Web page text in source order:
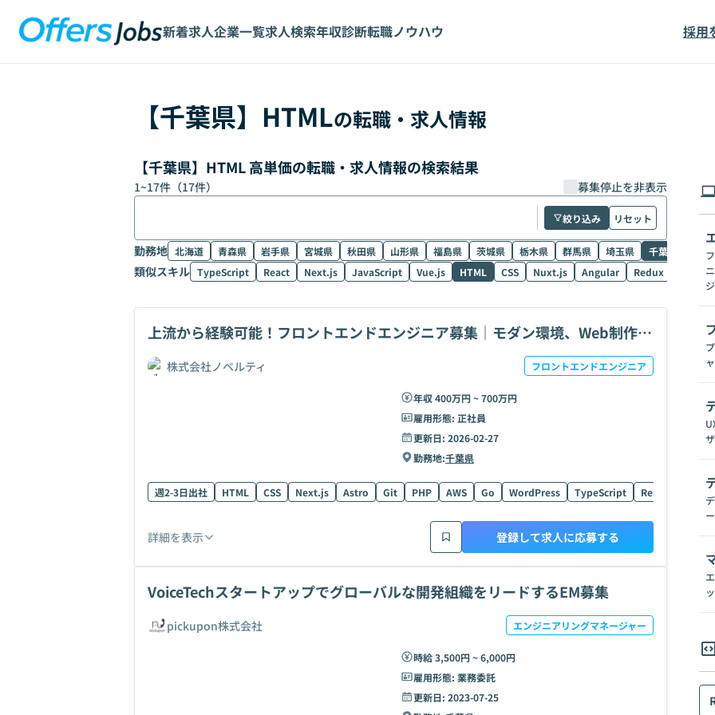
新着求人企業一覧求人検索年収診断転職ノウハウ 採用
【千葉県】 HTMLの転職・求人情報
【千葉県】HTML 高単価の転職・求人情報の検索結果
1~17件（17件） 募集停止を非表示
絞り込み リセット
勤務地 北海道 青森県 岩手県 宮城県 秋田県 山形県 福島県 茨城県 栃木県 群馬県 埼玉県 千葉県 東
類似スキル TypeScript React Next.js JavaScript Vue.js HTML CSS Nuxt.js Angular Redux NestJS
上流から経験可能！フロントエンドエンジニア募集｜モダン環境、Web制作・
開発
株式会社ノベルティ フロントエンドエンジニア
年収 400万円 ~ 700万円
雇用形態: 正社員
更新日: 2026-02-27
勤務地:千葉県
週2-3日出社 HTML CSS Next.js Astro Git PHP AWS Go WordPress TypeScript React Nuxt.js
詳細を表示 登録して求人に応募する
VoiceTechスタートアップでグローバルな開発組織をリードするEM募集
pickupon株式会社 エンジニアリングマネージャー
時給 3,500円 ~ 6,000円
雇用形態: 業務委託
更新日: 2023-07-25